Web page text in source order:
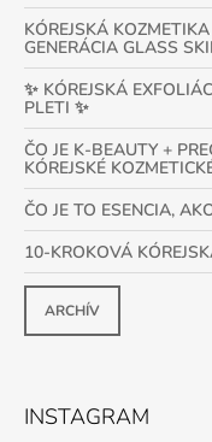
KÓREJSKÁ
GENERÁCIA GLASS
✨ KÓREJSKÁ
PLETI ✨
ČO JE K-BEAUTY +
KÓREJSKÉ
ČO JE TO ESENCIA,
10-KROKOVÁ
ARCHÍV
INSTAGRAM